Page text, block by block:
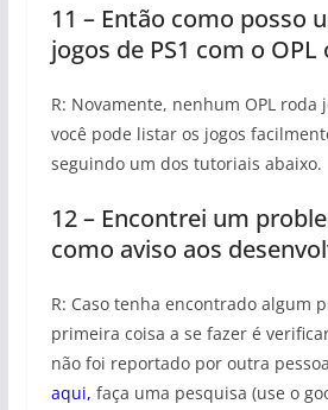
11 – Então como posso
jogos de PS1 com o OPL
R: Novamente, nenhum OPL roda
você pode listar os jogos
seguindo um dos tutoriais abaixo.
12 – Encontrei um
como aviso aos
R: Caso tenha encontrado algum
primeira coisa a se fazer é
não foi reportado por outra
aqui, faça uma pesquisa (use o